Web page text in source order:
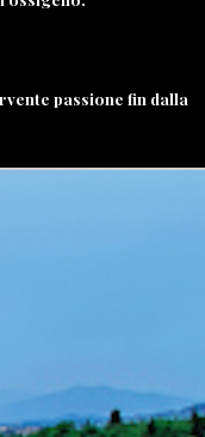
passione fin dalla